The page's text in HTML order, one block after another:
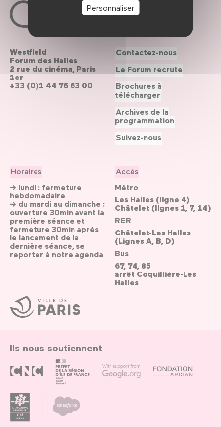
Personnaliser
Ville
de
Paris
Westfield
Forum des Halles
2 rue du cinéma, Paris
1er
+33 (0)1 44 76 63 00
Horaires
→ lundi : fermeture
hebdomadaire
→ du mardi au dimanche :
ouverture 30min avant la
première séance et
fermeture 30min après
le lancement de la
dernière séance, se
reporter à notre agenda
Accès
Métro
Les Halles (ligne 4)
Châtelet (lignes 1, 7, 14)
RER
Châtelet-Les Halles
(Lignes A, B, D)
Bus
67, 74, 85
arrêt Coquillière-Les
Halles
Contactez-nous
Le Forum recrute
Brochures à
télécharger
Archives de la
programmation
Suivez-nous
Ils nous soutiennent